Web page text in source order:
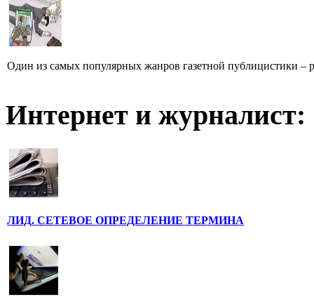
Один из самых популярных жанров газетной публицистики –
Интернет и журналист:
ЛИД. СЕТЕВОЕ ОПРЕДЕЛЕНИЕ ТЕРМИНА